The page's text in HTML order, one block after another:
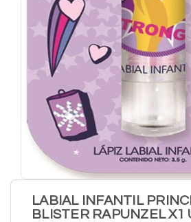
LABIAL INFANTIL
BLISTER RAPUNZEL X1